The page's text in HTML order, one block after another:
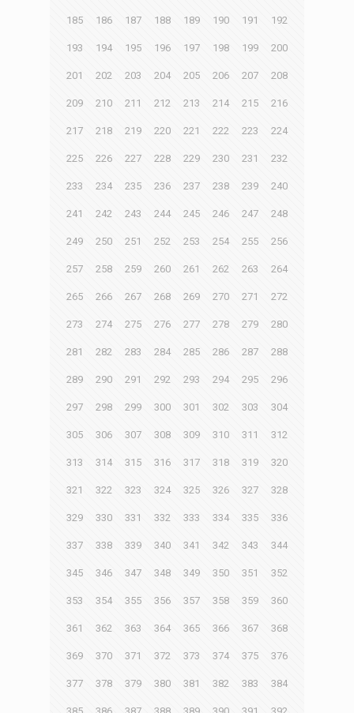
185 186 187 188 189 190 191 192
193 194 195 196 197 198 199 200
201 202 203 204 205 206 207 208
209 210 211 212 213 214 215 216
217 218 219 220 221 222 223 224
225 226 227 228 229 230 231 232
233 234 235 236 237 238 239 240
241 242 243 244 245 246 247 248
249 250 251 252 253 254 255 256
257 258 259 260 261 262 263 264
265 266 267 268 269 270 271 272
273 274 275 276 277 278 279 280
281 282 283 284 285 286 287 288
289 290 291 292 293 294 295 296
297 298 299 300 301 302 303 304
305 306 307 308 309 310 311 312
313 314 315 316 317 318 319 320
321 322 323 324 325 326 327 328
329 330 331 332 333 334 335 336
337 338 339 340 341 342 343 344
345 346 347 348 349 350 351 352
353 354 355 356 357 358 359 360
361 362 363 364 365 366 367 368
369 370 371 372 373 374 375 376
377 378 379 380 381 382 383 384